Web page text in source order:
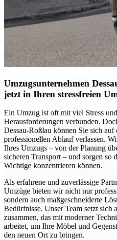
Umzugsunternehmen
jetzt in Ihren stressfreien
Ein Umzug ist oft mit viel Stress
Herausforderungen verbunden.
Dessau-Roßlau können Sie sich auf
professionellen Ablauf verlassen.
Ihres Umzugs – von der Planung
sicheren Transport – und sorgen so
Wichtige konzentrieren können.
Als erfahrene und zuverlässige
Umzüge bieten wir nicht nur
sondern auch maßgeschneiderte
Bedürfnisse. Unser Team setzt sich
zusammen, das mit moderner
arbeitet, um Ihre Möbel und
den neuen Ort zu bringen.